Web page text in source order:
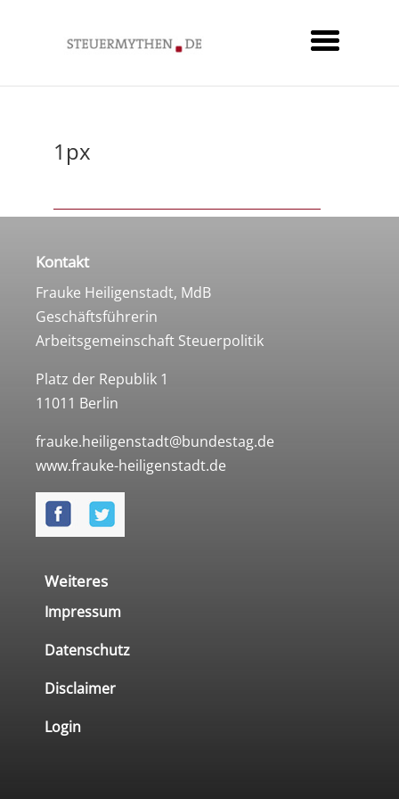
1px
Kontakt
Frauke Heiligenstadt, MdB
Geschäftsführerin
Arbeitsgemeinschaft Steuerpolitik
Platz der Republik 1
11011 Berlin
frauke.heiligenstadt@bundestag.de
www.frauke-heiligenstadt.de
Weiteres
Impressum
Datenschutz
Disclaimer
Login